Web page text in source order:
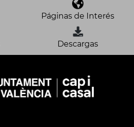
Páginas de Interés
Descargas